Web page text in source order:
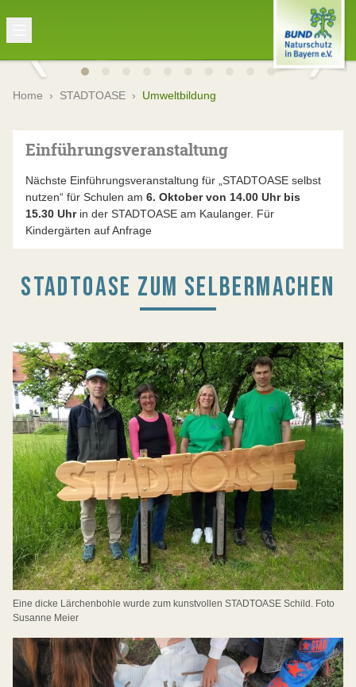
Home › STADTOASE › Umweltbildung
Einführungsveranstaltung
Nächste Einführungsveranstaltung für „STADTOASE selbst
nutzen“ für Schulen am 6. Oktober von 14.00 Uhr bis
15.30 Uhr in der STADTOASE am Kaulanger. Für
Kindergärten auf Anfrage
STADTOASE ZUM SELBERMACHEN
Eine dicke Lärchenbohle wurde zum kunstvollen STADTOASE Schild. Foto
Susanne Meier